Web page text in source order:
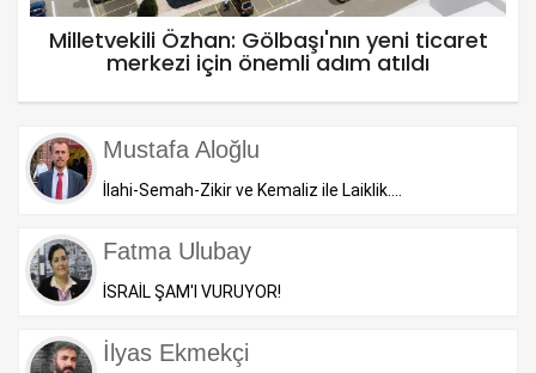
Milletvekili Özhan: Gölbaşı'nın yeni ticaret
merkezi için önemli adım atıldı
Mustafa Aloğlu
İlahi-Semah-Zikir ve Kemaliz ile Laiklik….
Fatma Ulubay
İSRAİL ŞAM'I VURUYOR!
İlyas Ekmekçi